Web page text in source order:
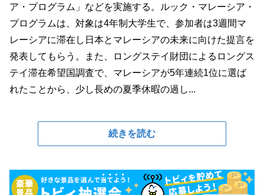
ア・プログラム」などを実施する。ルック・マレーシア・
プログラムは、対象は4年制大学生で、参加者は3週間マ
レーシアに滞在し日本とマレーシアの未来に向けた提言を
発表してもらう。また、ロングステイ財団によるロングス
テイ滞在希望国調査で、マレーシアが5年連続1位に選ば
れたことから、少し長めの夏季休暇の過し...
続きを読む